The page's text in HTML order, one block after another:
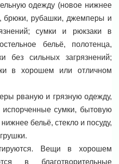
одежду (новое нижнее
брюки, рубашки, джемперы и
сумки и рюкзаки в
бельё, полотенца,
без сильных загрязнений;
в хорошем или отличном
рваную и грязную одежду,
испорченные сумки, бытовую
бельё, стекло и посуду,
Вещи в хорошем
в благотворительные